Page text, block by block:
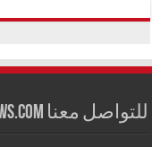
للتواصل معنا info@mymallnews.com